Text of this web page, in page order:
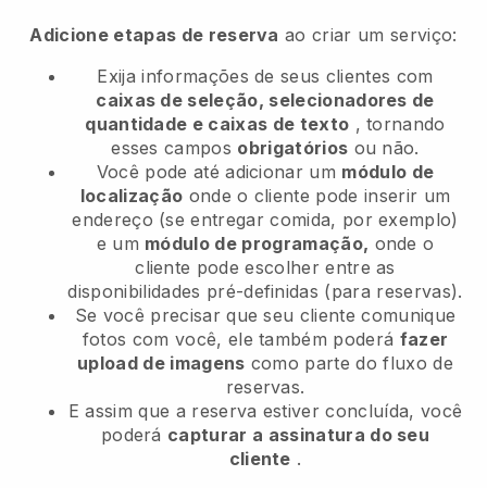
Adicione etapas de reserva ao criar um serviço:
Exija informações de seus clientes com
caixas de seleção, selecionadores de
quantidade e caixas de texto , tornando
esses campos obrigatórios ou não.
Você pode até adicionar um módulo de
localização onde o cliente pode inserir um
endereço (se entregar comida, por exemplo)
e um módulo de programação, onde o
cliente pode escolher entre as
disponibilidades pré-definidas (para reservas).
Se você precisar que seu cliente comunique
fotos com você, ele também poderá fazer
upload de imagens como parte do fluxo de
reservas.
E assim que a reserva estiver concluída, você
poderá capturar a assinatura do seu
cliente .